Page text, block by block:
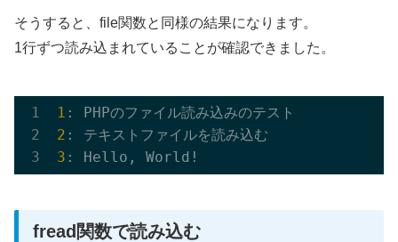
そうすると、file関数と同様の結果になります。
1行ずつ読み込まれていることが確認できました。
1
2
3
fread関数で読み込む